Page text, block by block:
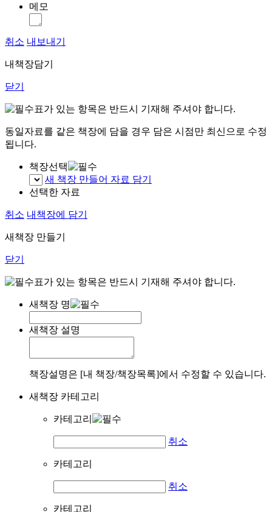
메모
취소 내보내기
내책장담기
닫기
표가 있는 항목은 반드시 기재해 주셔야 합니다.
동일자료를 같은 책장에 담을 경우 담은 시점만 최신으로 수정
됩니다.
책장선택
새 책장 만들어 자료 담기
선택한 자료
취소 내책장에 담기
새책장 만들기
닫기
표가 있는 항목은 반드시 기재해 주셔야 합니다.
새책장 명
새책장 설명
책장설명은 [내 책장/책장목록]에서 수정할 수 있습니다.
새책장 카테고리
카테고리
취소
카테고리
취소
카테고리